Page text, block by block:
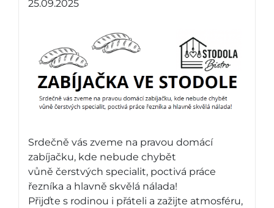
25.09.2025
Srdečně vás zveme na pravou domácí
zabíjačku, kde nebude chybět
vůně čerstvých specialit, poctivá práce
řezníka a hlavně skvělá nálada!
Přijďte s rodinou i přáteli a zažijte atmosféru,